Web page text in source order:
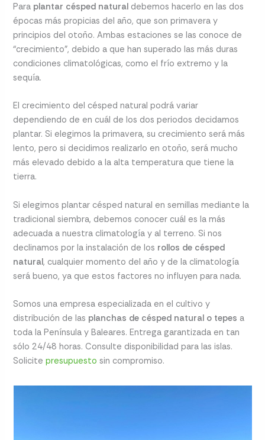
Para plantar césped natural debemos hacerlo en las dos
épocas más propicias del año, que son primavera y
principios del otoño. Ambas estaciones se las conoce de
“crecimiento”, debido a que han superado las más duras
condiciones climatológicas, como el frío extremo y la
sequía.
El crecimiento del césped natural podrá variar
dependiendo de en cuál de los dos periodos decidamos
plantar. Si elegimos la primavera, su crecimiento será más
lento, pero si decidimos realizarlo en otoño, será mucho
más elevado debido a la alta temperatura que tiene la
tierra.
Si elegimos plantar césped natural en semillas mediante la
tradicional siembra, debemos conocer cuál es la más
adecuada a nuestra climatología y al terreno. Si nos
declinamos por la instalación de los rollos de césped
natural, cualquier momento del año y de la climatología
será bueno, ya que estos factores no influyen para nada.
Somos una empresa especializada en el cultivo y
distribución de las planchas de césped natural o tepes a
toda la Península y Baleares. Entrega garantizada en tan
sólo 24/48 horas. Consulte disponibilidad para las islas.
Solicitepresupuesto sin compromiso.